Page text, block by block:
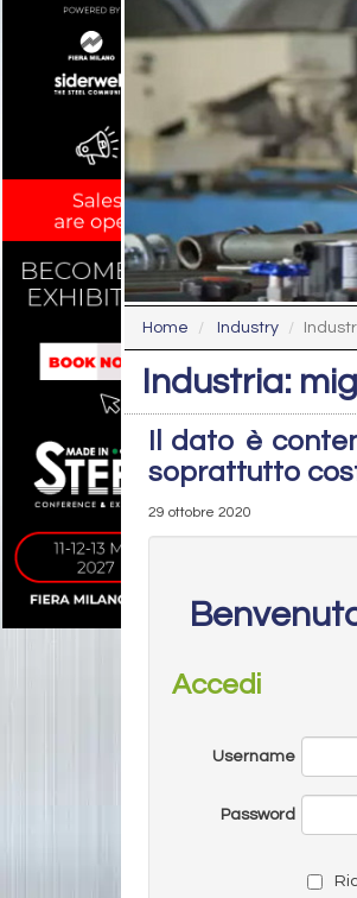
Home Industry
Industria:
Il dato è
soprattutto
29 ottobre 2020
Accedi
Username
Password